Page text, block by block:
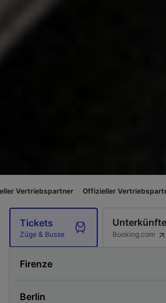
Offizieller Vertriebspartner
Tickets
Züge & Busse
Unterkünfte
Booking.com